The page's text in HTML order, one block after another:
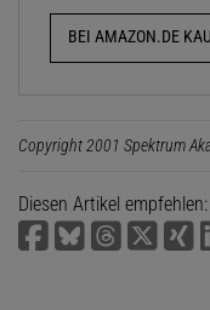
BEI AMAZON.DE
Copyright 2001 Spektrum
Diesen Artikel empfehlen: